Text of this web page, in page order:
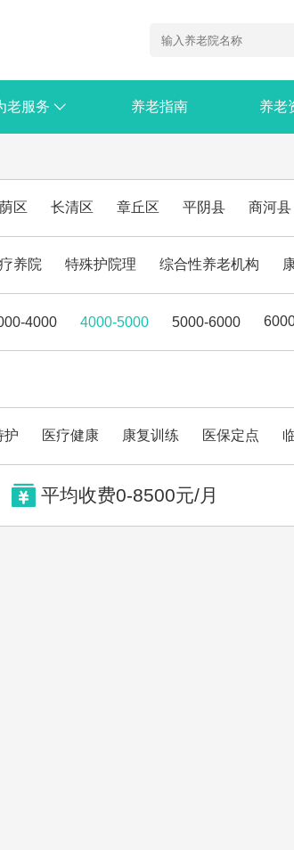
老服务  养老指南 养老
区 长清区 章丘区 平阴县 商河县
疗养院 特殊护院理 综合性养老机构
4000 4000-5000 5000-6000
护 医疗健康 康复训练 医保定点
 平均收费0-8500元/月